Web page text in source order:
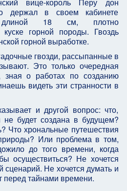
держал в своем кабинете
длиной 18 см, плотно
горной породы. Гвоздь
горной выработке.
гвозди, рассыпанные в
Это только очередная
зная о работах по созданию
видеть эти странности в
и другой вопрос: что,
будет создана в будущем?
Что хрональные путешествия
Или проблема в том,
до того времени, когда
осуществиться? Не хочется
сценарий. Не хочется думать и
перед тайнами времени.